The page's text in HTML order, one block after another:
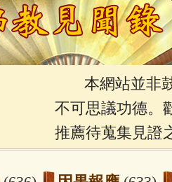
本網站並非鼓
不可思議功德。
推薦待蒐集見證